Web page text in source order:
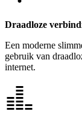
Draadloze
Een moderne
gebruik van
internet.